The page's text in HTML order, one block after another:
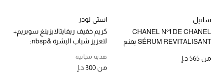
عرض كل التنزيلات
أبرز المصممين
شانيل
CHANEL N°1 DE CHANEL
SÉRUM REVITALISANT يمنع
سن البشرة ويصححها
من 565 د.إ
استي لودر
كريم خفيف ريفايتالايزينغ سوبريم+
لتعزيز شباب البشرة &nbsp;
هدية مجانية
من 300 د.إ